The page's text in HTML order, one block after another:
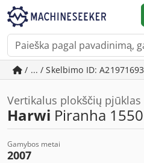
/ ... / Skelbimo ID: A21971693
Vertikalus plokščių pjūklas
Harwi Piranha 1550
Gamybos metai
2007